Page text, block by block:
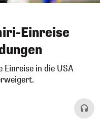
Einreise
in die USA